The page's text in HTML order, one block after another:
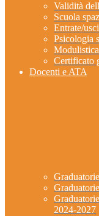
Validità
Scuola
Entrate/
Psicologia
Certificato
Docenti e ATA
2024-2027